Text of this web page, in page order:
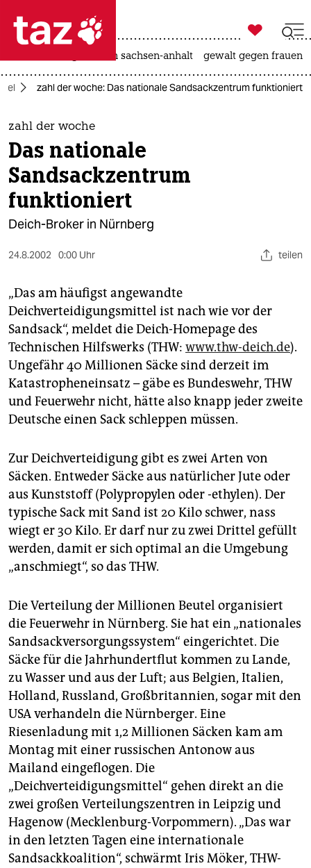
 taz zahl ich
taz zahl ich
themen
politik
öko
gesellschaft
kultur
berlin
nord
wahrheit
verlag
veranstaltungen
shop
fragen & hilfe
unterstützen
abo
genossenschaft
epaper login

taz zahl ich
landtagswahl in sachsen-anhalt gewalt gegen frauen
zahl der woche: Das nationale Sandsackzentrum funktioniert
zahl der woche
Das nationale
Sandsackzentrum
funktioniert
Deich-Broker in Nürnberg
24.8.2002 0:00 Uhr teilen
„Das am häufigst angewandte
Deichverteidigungsmittel ist nach wie vor der
Sandsack“, meldet die Deich-Homepage des
Technischen Hilfswerks (THW: www.thw-deich.de).
Ungefähr 40 Millionen Säcke sind derzeit im
Katastropheneinsatz – gäbe es Bundeswehr, THW
und Feuerwehr nicht, hätte also knapp jeder zweite
Deutsche einen Sack schleppen müssen.
Zur Deichverteidigung gibt es zwei Arten von
Säcken. Entweder Säcke aus natürlicher Jute oder
aus Kunststoff (Polypropylen oder -ethylen). Der
typische Sack mit Sand ist 20 Kilo schwer, nass
wiegt er 30 Kilo. Er darf nur zu zwei Drittel gefüllt
werden, damit er sich optimal an die Umgebung
„anschmiegt“, so das THW.
Die Verteilung der Millionen Beutel organisiert
die Feuerwehr in Nürnberg. Sie hat ein „nationales
Sandsackversorgungssystem“ eingerichtet. Die
Säcke für die Jahrhundertflut kommen zu Lande,
zu Wasser und aus der Luft; aus Belgien, Italien,
Holland, Russland, Großbritannien, sogar mit den
USA verhandeln die Nürnberger. Eine
Riesenladung mit 1,2 Millionen Säcken kam am
Montag mit einer russischen Antonow aus
Mailand eingeflogen. Die
„Deichverteidigungsmittel“ gehen direkt an die
zwei großen Verteilungszentren in Leipzig und
Hagenow (Mecklenburg-Vorpommern). „Das war
in den letzten Tagen eine internationale
Sandsackkoalition“, schwärmt Iris Möker, THW-